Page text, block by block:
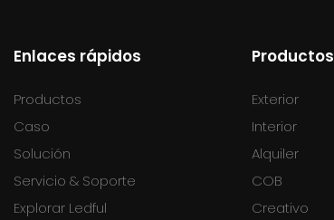
Enlaces rápidos
Productos
Caso
Solución
Servicio & Soporte
Explorar Ledful
Productos
Exterior
Interior
Alquiler
COB
Creativo